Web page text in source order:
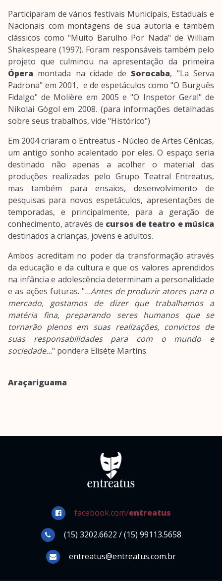
Participaram de vários festivais Municipais, Estaduais e
Nacionais com montagens de sua autoria e também
clássicos como "Muito Barulho Por Nada" de William
Shakespeare (1997). Foram responsáveis também pelo
projeto que culminou na apresentação da primeira
Ópera montada na cidade de Sorocaba, "La Serva
Padrona" em 2001, e de espetáculos como "O Burguês
Fidalgo" de Molière em 2005 e "O Inspetor Geral" de
Nikolai Gògol em 2008. (para informações detalhadas
sobre seus trabalhos, vide "Histórico")
Em 2004 criaram o Entreatus - Núcleo de Artes Cênicas,
um antigo sonho acalentado por eles. O espaço seria
destinado não apenas a acolher o material das
produções realizadas pelo Grupo Teatral Entreatus,
mas também para ensaios, desenvolvimento de
pesquisas para novos espetáculos, apresentações de
temporadas, e principalmente, para a geração de
conhecimento, através de cursos de teatro e música
destinados a crianças, jovens e adultos.
Ambos acreditam no poder da transformação através
da educação e da cultura e que os valores aprendidos
na infância e adolescência determinam a personalidade
e as ações futuras. "...Antes de produzir atores para o
mercado, gostamos de dizer que trabalhamos a
matéria fina, preparando seres humanos que se
tornarão plenos em suas realizações, convictos de
suas responsabilidades para com o mundo e
sociedade..." pondera Eliséte Martins.
Araçariguama
facebook.com/entreatus
(15) 3202.6622 / (15) 99113.5658
entreatus@entreatus.com.br